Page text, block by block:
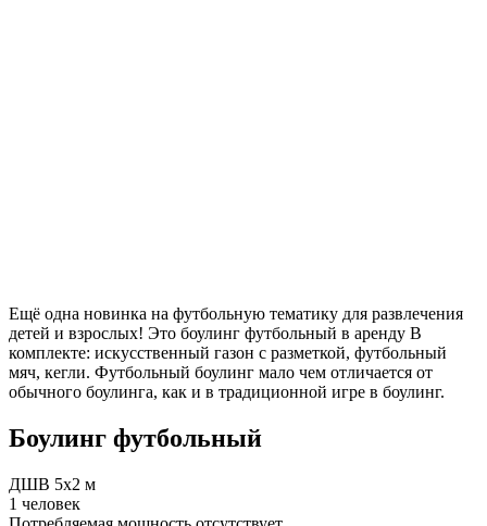
Ещё одна новинка на футбольную тематику для развлечения
детей и взрослых! Это боулинг футбольный в аренду В
комплекте: искусственный газон с разметкой, футбольный
мяч, кегли. Футбольный боулинг мало чем отличается от
обычного боулинга, как и в традиционной игре в боулинг.
Боулинг футбольный
ДШВ 5x2 м
1 человек